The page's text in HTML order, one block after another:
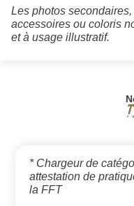
Les photos
accessoires ou coloris
et à usage illustratif.
* Chargeur de
attestation de
la FFT